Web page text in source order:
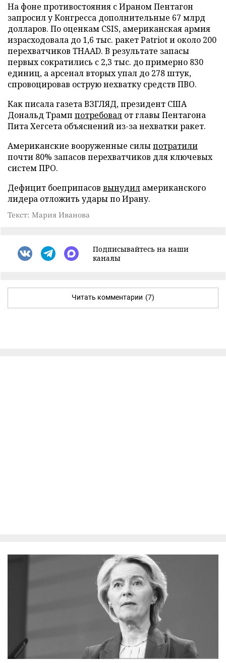
На фоне противостояния с Ираном Пентагон
запросил у Конгресса дополнительные 67 млрд
долларов. По оценкам CSIS, американская армия
израсходовала до 1,6 тыс. ракет Patriot и около 200
перехватчиков THAAD. В результате запасы
первых сократились с 2,3 тыс. до примерно 830
единиц, а арсенал вторых упал до 278 штук,
спровоцировав острую нехватку средств ПВО.
Как писала газета ВЗГЛЯД, президент США
Дональд Трамп потребовал от главы Пентагона
Пита Хегсета объяснений из-за нехватки ракет.
Американские вооруженные силыпотратили
почти 80% запасов перехватчиков для ключевых
систем ПРО.
Дефицит боеприпасов вынудил американского
лидера отложить удары по Ирану.
Текст: Мария Иванова
Подписывайтесь на наши
каналы
Читать комментарии (7)